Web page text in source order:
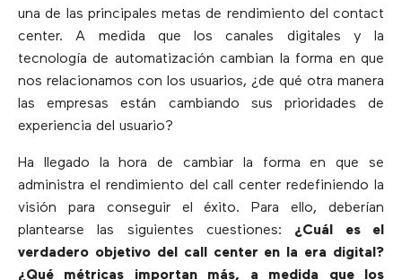
una de las principales metas de rendimiento del contact
center. A medida que los canales digitales y la
tecnología de automatización cambian la forma en que
nos relacionamos con los usuarios, ¿de qué otra manera
las empresas están cambiando sus prioridades de
experiencia del usuario?
Ha llegado la hora de cambiar la forma en que se
administra el rendimiento del call center redefiniendo la
visión para conseguir el éxito. Para ello, deberían
plantearse las siguientes cuestiones: ¿Cuál es el
verdadero objetivo del call center en la era digital?
¿Qué métricas importan más, a medida que los